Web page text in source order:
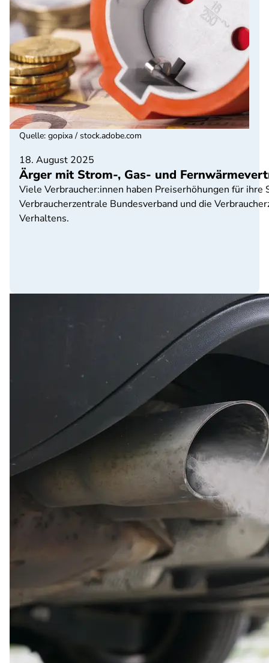
18. August 2025
Ärger mit Strom-, Gas- und
Viele Verbraucher:innen haben Preiserhöhungen für
Verbraucherzentrale Bundesverband und die
Verhaltens.
Quelle: gopixa / stock.adobe.com